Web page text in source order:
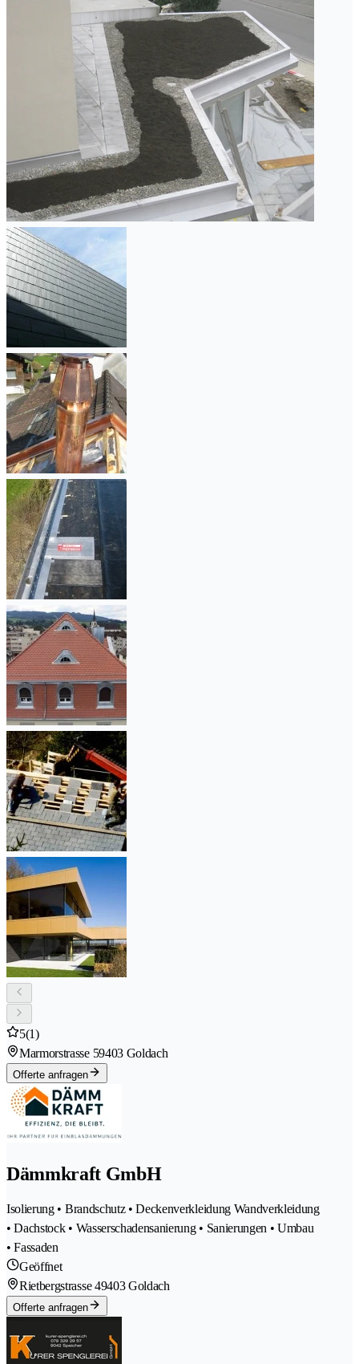
5(1)
Marmorstrasse 59403 Goldach
Offerte anfragen
Dämmkraft GmbH
Isolierung • Brandschutz • Deckenverkleidung Wandverkleidung
• Dachstock • Wasserschadensanierung • Sanierungen • Umbau
• Fassaden
Geöffnet
Rietbergstrasse 49403 Goldach
Offerte anfragen